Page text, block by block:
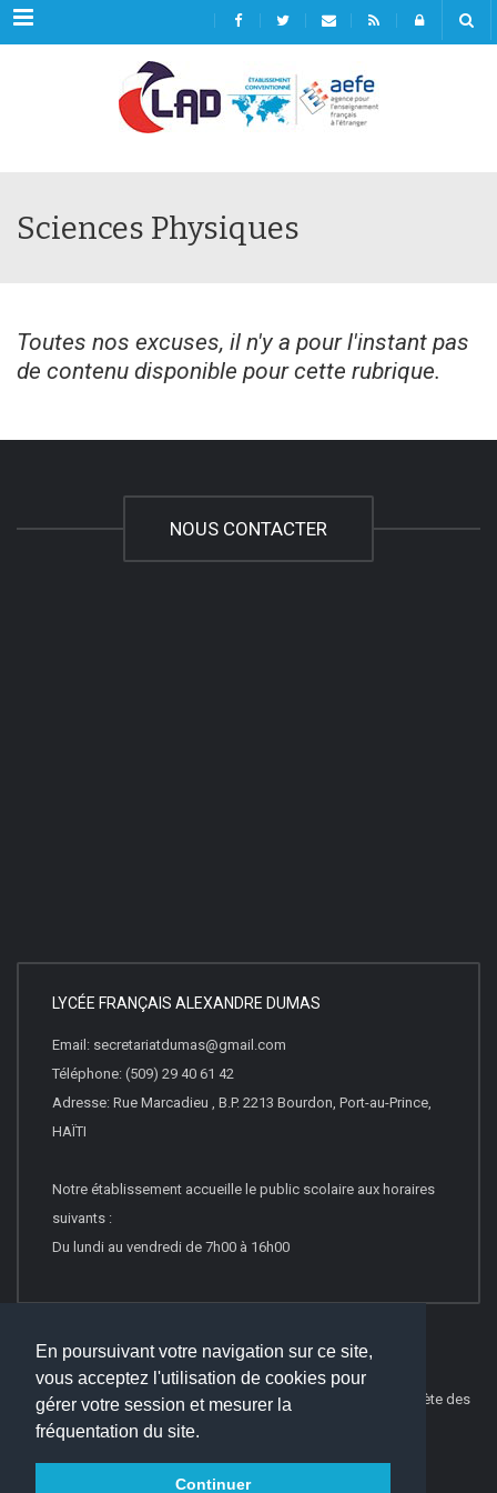
En poursuivant votre navigation sur ce site,
vous acceptez l'utilisation de cookies pour
gérer votre session et mesurer la
fréquentation du site.
Continuer
Menu
Sciences Physiques
Toutes nos excuses, il n'y a pour l'instant pas
de contenu disponible pour cette rubrique.
NOUS CONTACTER
LYCÉE FRANÇAIS ALEXANDRE DUMAS
Email: secretariatdumas@gmail.com
Téléphone: (509) 29 40 61 42
Adresse: Rue Marcadieu , B.P. 2213 Bourdon, Port-au-Prince,
HAÏTI
Notre établissement accueille le public scolaire aux horaires
suivants :
Du lundi au vendredi de 7h00 à 16h00
© 2016 Websco Innovations -Mentions Légales
Liste Complète des